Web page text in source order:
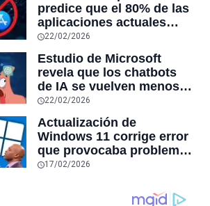
predice que el 80% de las
aplicaciones actuales
desaparecerán en el
futuro: “Solo sobrevivirán
las aplicaciones con
sensores únicos o
conexiones especiales a
hardware
22/02/2026
Estudio de Microsoft
revela que los chatbots
de IA se vuelven menos
confiables mientras más
tiempo hablas con ellos:
la falta de confiabilidad
sube un 112%
22/02/2026
Actualización de
Windows 11 corrige error
que provocaba problemas
al jugar en PC: los
producían desde 2023
17/02/2026